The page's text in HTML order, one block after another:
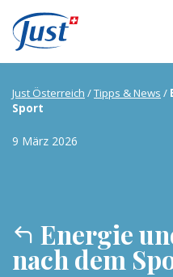
Main Navigation
Just Österreich /Tipps & News /
Sport
9 März 2026
Energie
nach dem